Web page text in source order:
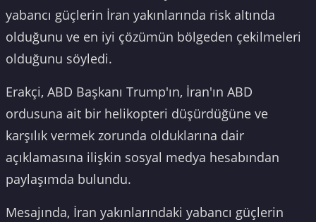
yabancı güçlerin İran yakınlarında risk altında
olduğunu ve en iyi çözümün bölgeden çekilmeleri
olduğunu söyledi.
Erakçi, ABD Başkanı Trump'ın, İran'ın ABD
ordusuna ait bir helikopteri düşürdüğüne ve
karşılık vermek zorunda olduklarına dair
açıklamasına ilişkin sosyal medya hesabından
paylaşımda bulundu.
Mesajında, İran yakınlarındaki yabancı güçlerin